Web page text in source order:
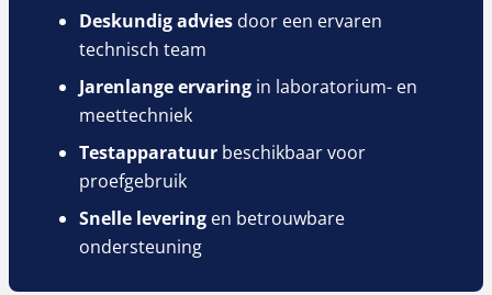
Deskundig advies door een ervaren
technisch team
Jarenlange ervaring in laboratorium- en
meettechniek
Testapparatuur beschikbaar voor
proefgebruik
Snelle levering en betrouwbare
ondersteuning